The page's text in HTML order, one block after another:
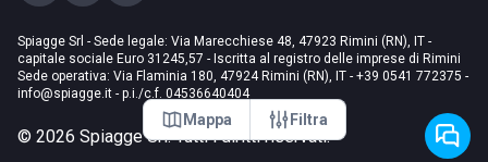
Mappa Filtra
Spiagge Srl - Sede legale: Via Marecchiese 48, 47923 Rimini (RN), IT -
capitale sociale Euro 31245,57 - Iscritta al registro delle imprese di Rimini
Sede operativa: Via Flaminia 180, 47924 Rimini (RN), IT - +39 0541 772375 -
info@spiagge.it - p.i./c.f. 04536640404
© 2026 Spiagge Srl. Tutti i diritti riservati.